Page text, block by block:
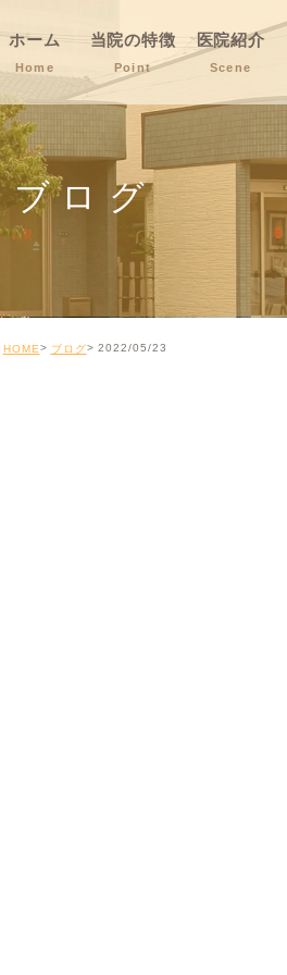
ホーム
Home
当院の特徴
Point
医院紹介
Scene
ブログ
HOME ブログ 2022/05/23